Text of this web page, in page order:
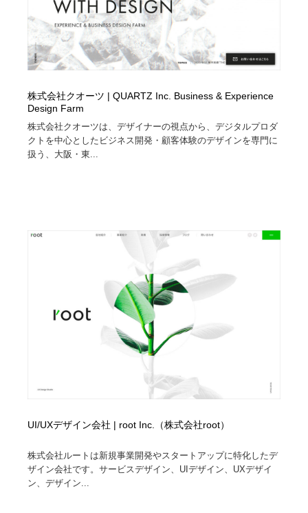
株式会社クオーツ | QUARTZ Inc. Business & Experience
Design Farm
株式会社クオーツは、デザイナーの視点から、デジタルプロダ
クトを中心としたビジネス開発・顧客体験のデザインを専門に
扱う、大阪・東...
UI/UXデザイン会社 | root Inc.（株式会社root）
株式会社ルートは新規事業開発やスタートアップに特化したデ
ザイン会社です。サービスデザイン、UIデザイン、UXデザイ
ン、デザイン...